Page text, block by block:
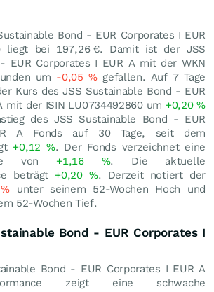
Bond - EUR Corporates I EUR
liegt bei 197,26 €. Damit ist der JSS
EUR Corporates I EUR A mit der WKN
um -0,05%gefallen. Auf 7 Tage
Kurs des JSS Sustainable Bond - EUR
mit der ISIN LU0734492860 um +0,20%
des JSS Sustainable Bond - EUR
A Fonds auf 30 Tage, seit dem
+0,12 %. Der Fonds verzeichnet eine
von +1,16 %. Die aktuelle
beträgt +0,20 %. Derzeit notiert der
% unter seinem 52-Wochen Hoch und
52-Wochen Tief.
Bond - EUR Corporates I
Bond - EUR Corporates I EUR A
zeigt eine schwache